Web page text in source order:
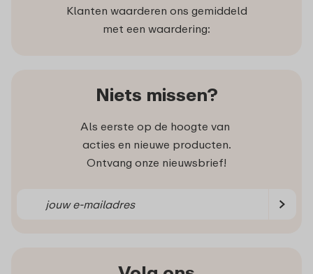
Klanten waarderen ons gemiddeld
met een waardering:
Niets missen?
Als eerste op de hoogte van
acties en nieuwe producten.
Ontvang onze nieuwsbrief!